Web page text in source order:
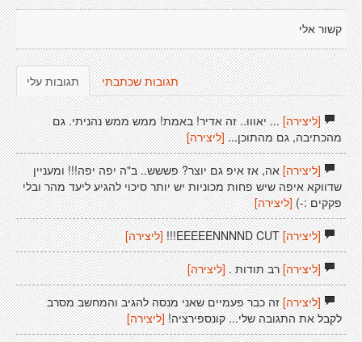
קשור אלי
תגובות עלי תגובות שכתבתי
[ליצירה]... יאוווּ.. זה אדיר! באמת! ממש ממש נהניתי. גם
מהכתיבה, גם מהתוכן... [ליצירה]
[ליצירה]אה, אז איפ גם יוצר? פששש.. ב"ה יפה יפה!!! ומעניין
שדווקא איפה שיש פחות מכוניות יש יותר סיכוי להגיע ליעד מהר ובלי
פקקים :-)[ליצירה]
[ליצירה]EEEEENNNND CUT!!! [ליצירה]
[ליצירה]רב תודות . [ליצירה]
[ליצירה]זה כבר פעמיים שאני מנסה להגיב והמחשב מסרב
לקבל את התגובה שלי... קונספירציה! [ליצירה]